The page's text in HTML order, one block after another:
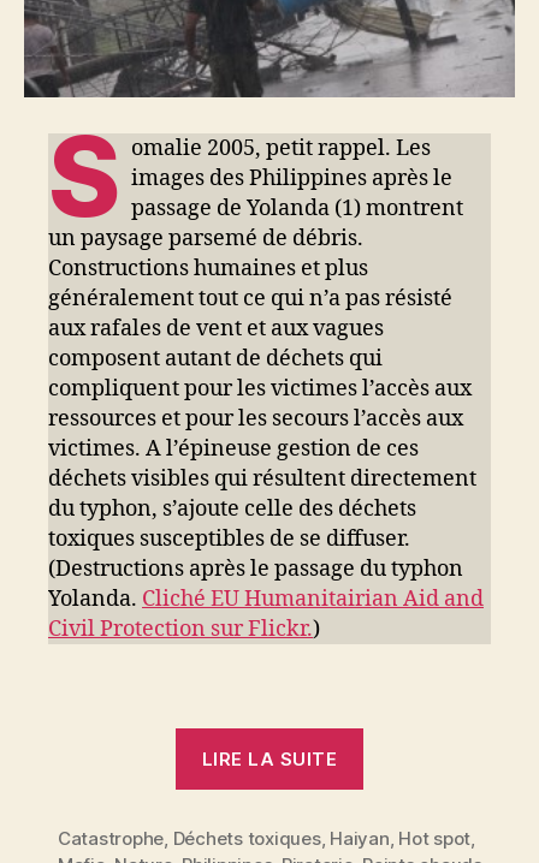
S omalie 2005, petit rappel. Les
images des Philippines après le
passage de Yolanda (1) montrent
un paysage parsemé de débris.
Constructions humaines et plus
généralement tout ce qui n’a pas résisté
aux rafales de vent et aux vagues
composent autant de déchets qui
compliquent pour les victimes l’accès aux
ressources et pour les secours l’accès aux
victimes. A l’épineuse gestion de ces
déchets visibles qui résultent directement
du typhon, s’ajoute celle des déchets
toxiques susceptibles de se diffuser.
(Destructions après le passage du typhon
Yolanda. Cliché EU Humanitairian Aid and
Civil Protection sur Flickr.)
LIRE LA SUITE
déchets
Catastrophe, Déchets toxiques, Haiyan, Hot spot,